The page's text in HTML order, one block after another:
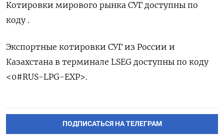
Котировки мирового рынка СУГ доступны по
коду .
Экспортные котировки СУГ из России и
Казахстана в терминале LSEG доступны по коду
<0#RUS-LPG-EXP>.
ПОДПИСАТЬСЯ НА ТЕЛЕГРАМ